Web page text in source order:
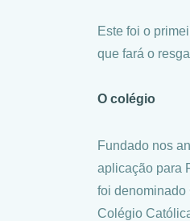
Este foi o
que fará o
O colégio
Fundado nos
aplicação para
foi denominado
Colégio